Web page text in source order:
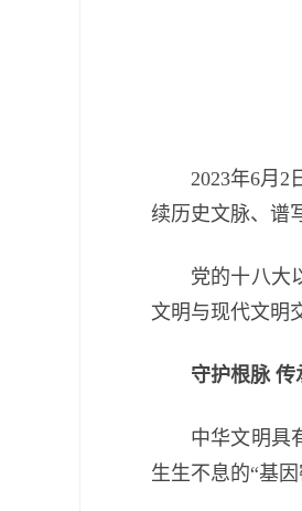
2023年6月2日
续历史文脉、谱
党的十八大以
文明与现代文明
守护根脉 传
中华文明具有
生生不息的“基因